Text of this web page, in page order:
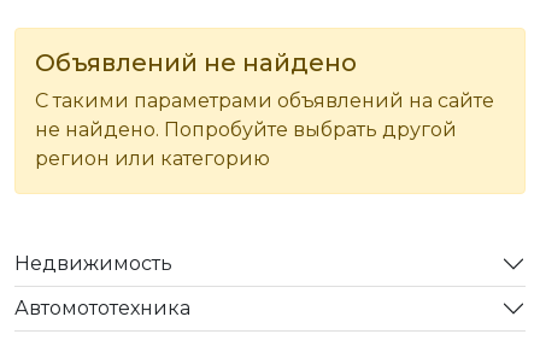
Объявлений не найдено
С такими параметрами объявлений на сайте
не найдено. Попробуйте выбрать другой
регион или категорию
Недвижимость
Автомототехника